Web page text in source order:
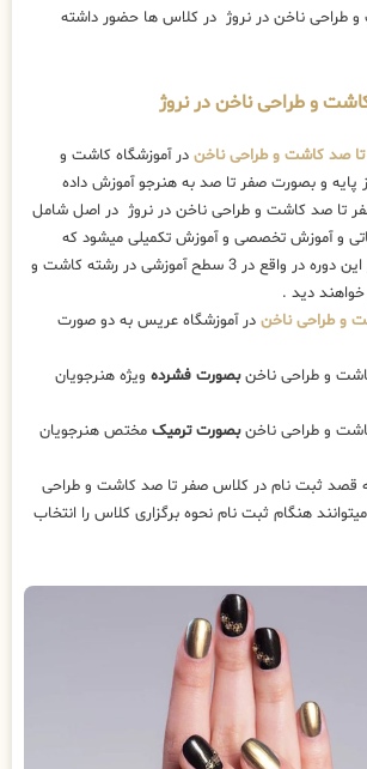
طراحی ناخن در نروژ در کلاس ها حضور داشته
و طراحی ناخن در نروژ
صد کاشت و طراحی ناخن در آموزشگاه کاشت و
پایه و بصورت صفر تا صد به هنرجو آموزش داده
تا صد کاشت و طراحی ناخن در نروژ در اصل شامل
و آموزش تخصصی و آموزش تکمیلی میشود که
متقاضیان با شرکت در این دوره در واقع در 3 سطح آموزشی در رشته کاشت و
دید .
و طراحی ناخن در آموزشگاه عریس به دو صورت
و طراحی ناخنبصورت فشرده ویژه هنرجویان
و طراحی ناخنبصورت ترمیک مختص هنرجویان
قصد ثبت نام در کلاس صفر تا صد کاشت و طراحی
هنگام ثبت نام نحوه برگزاری کلاس را انتخاب